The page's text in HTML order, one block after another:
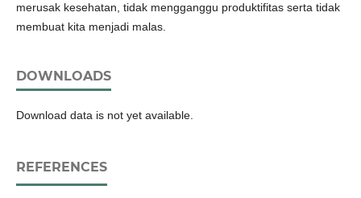
merusak kesehatan, tidak mengganggu produktifitas serta tidak
membuat kita menjadi malas.
DOWNLOADS
Download data is not yet available.
REFERENCES